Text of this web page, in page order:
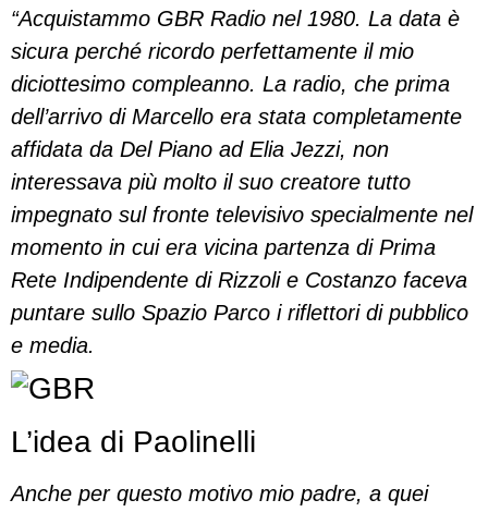
“Acquistammo GBR Radio nel 1980. La data è
sicura perché ricordo perfettamente il mio
diciottesimo compleanno. La radio, che prima
dell’arrivo di Marcello era stata completamente
affidata da Del Piano ad Elia Jezzi, non
interessava più molto il suo creatore tutto
impegnato sul fronte televisivo specialmente nel
momento in cui era vicina partenza di Prima
Rete Indipendente di Rizzoli e Costanzo faceva
puntare sullo Spazio Parco i riflettori di pubblico
e media.
L’idea di Paolinelli
Anche per questo motivo mio padre, a quei